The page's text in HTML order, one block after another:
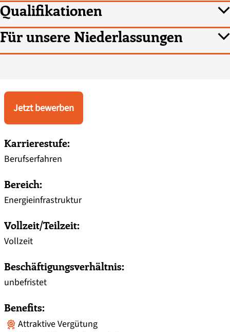
Qualifikationen
Für unsere Niederlassungen
Jetzt bewerben
Karrierestufe:
Berufserfahren
Bereich:
Energie­infrastruktur
Vollzeit/Teilzeit:
Vollzeit
Beschäftigungsverhältnis:
unbefristet
Benefits:
Attraktive Vergütung